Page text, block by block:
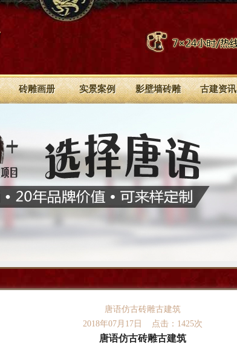
砖雕画册 实景案例 影壁墙砖雕 古建资讯
唐语仿古砖雕古建筑
2018年07月17日 点击： 1425次
唐语仿古砖雕古建筑